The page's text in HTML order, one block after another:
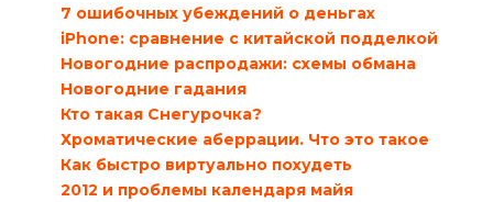
7 ошибочных убеждений о деньгах
iPhone: сравнение с китайской подделкой
Новогодние распродажи: схемы обмана
Новогодние гадания
Кто такая Снегурочка?
Хроматические аберрации. Что это такое
Как быстро виртуально похудеть
2012 и проблемы календаря майя